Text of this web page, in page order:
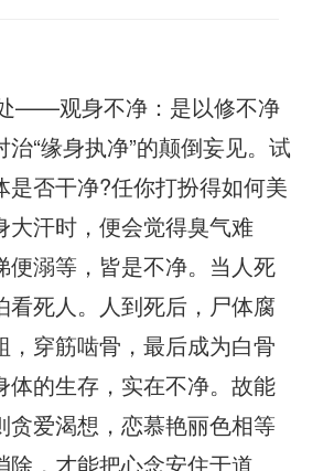
——观身不净：是以修不净
治“缘身执净”的颠倒妄见。试
是否干净?任你打扮得如何美
大汗时，便会觉得臭气难
便溺等，皆是不净。当人死
看死人。人到死后，尸体腐
，穿筋啮骨，最后成为白骨
体的生存，实在不净。故能
贪爱渴想，恋慕艳丽色相等
除，才能把心念安住于道